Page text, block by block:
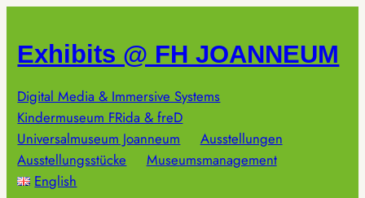
springen
Exhibits @ FH JOANNEUM
Digital Media & Immersive Systems
Kindermuseum FRida & freD
Universalmuseum Joanneum
Ausstellungen
Ausstellungsstücke
Museumsmanagement
English